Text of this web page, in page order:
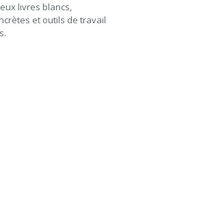
livres blancs,
et outils de travail